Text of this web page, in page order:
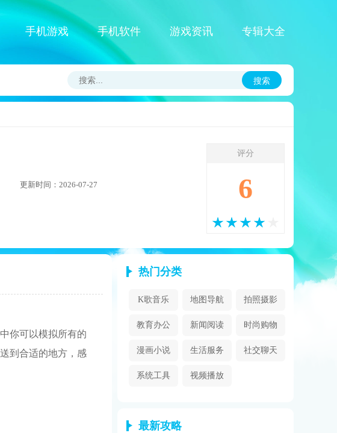
手机游戏 手机软件 游戏资讯 专辑大全
搜索
更新时间：2026-07-27
评分
6
你可以模拟所有的
到合适的地方，感
热门分类
K歌音乐 地图导航 拍照摄影
教育办公 新闻阅读 时尚购物
漫画小说 生活服务 社交聊天
系统工具 视频播放
最新攻略